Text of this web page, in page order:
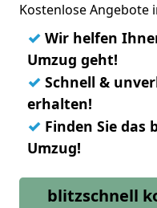
Kostenlose Angebote
✓ Wir helfen
Umzug geht!
✓ Schnell &
erhalten!
✓ Finden Sie das
Umzug!
blitzschnell